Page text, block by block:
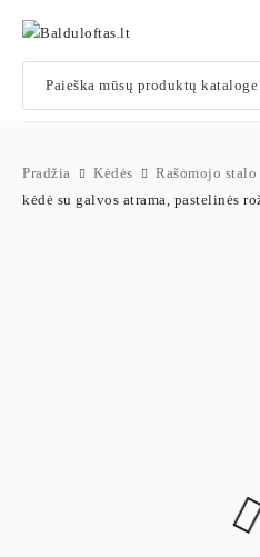
Pradžia Kėdės Rašomojo stalo
kėdė su galvos atrama, pastelinės